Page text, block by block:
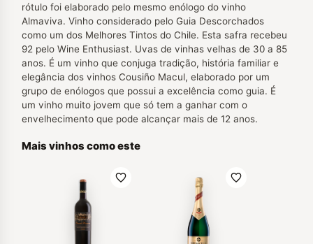
rótulo foi elaborado pelo mesmo enólogo do vinho
Almaviva. Vinho considerado pelo Guia Descorchados
como um dos Melhores Tintos do Chile. Esta safra recebeu
92 pelo Wine Enthusiast. Uvas de vinhas velhas de 30 a 85
anos. É um vinho que conjuga tradição, história familiar e
elegância dos vinhos Cousiño Macul, elaborado por um
grupo de enólogos que possui a excelência como guia. É
um vinho muito jovem que só tem a ganhar com o
envelhecimento que pode alcançar mais de 12 anos.
Mais vinhos como este